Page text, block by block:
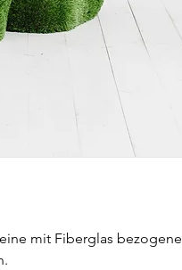
mit Fiberglas bezogene